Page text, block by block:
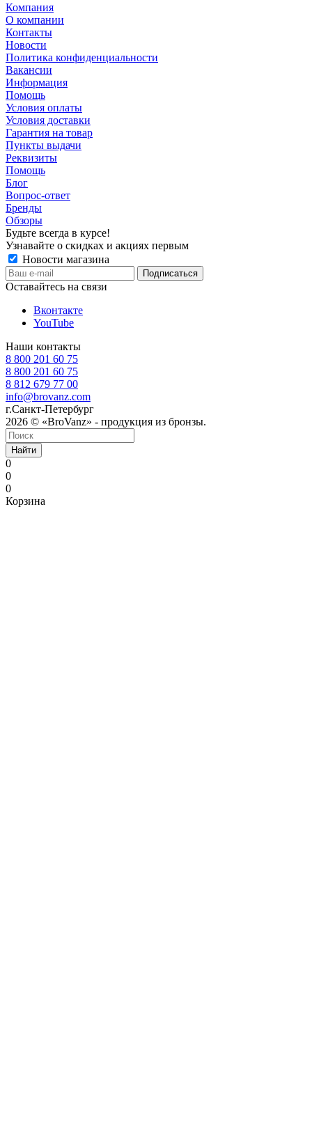
Компания
О компании
Контакты
Новости
Политика конфиденциальности
Вакансии
Информация
Помощь
Условия оплаты
Условия доставки
Гарантия на товар
Пункты выдачи
Реквизиты
Помощь
Блог
Вопрос-ответ
Бренды
Обзоры
Будьте всегда в курсе!
Узнавайте о скидках и акциях первым
Новости магазина
Оставайтесь на связи
Вконтакте
YouTube
Наши контакты
8 800 201 60 75
8 800 201 60 75
8 812 679 77 00
info@brovanz.com
г.Санкт-Петербург
2026 © «BroVanz» - продукция из бронзы.
Найти
0
0
0
Корзина